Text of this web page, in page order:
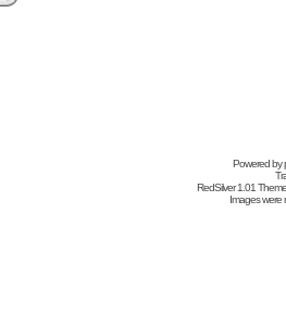
Powered by
RedSilver 1.01
Images were